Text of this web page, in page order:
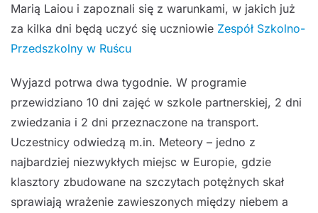
Marią Laiou i zapoznali się z warunkami, w jakich już
za kilka dni będą uczyć się uczniowie Zespół Szkolno-
Przedszkolny w Ruścu
Wyjazd potrwa dwa tygodnie. W programie
przewidziano 10 dni zajęć w szkole partnerskiej, 2 dni
zwiedzania i 2 dni przeznaczone na transport.
Uczestnicy odwiedzą m.in. Meteory – jedno z
najbardziej niezwykłych miejsc w Europie, gdzie
klasztory zbudowane na szczytach potężnych skał
sprawiają wrażenie zawieszonych między niebem a